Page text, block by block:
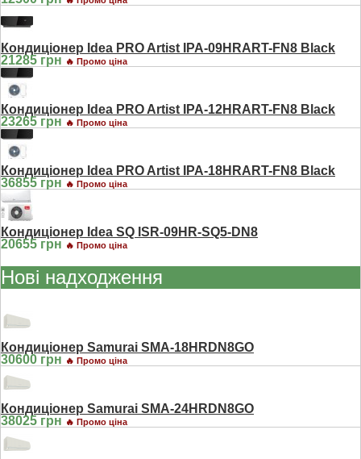
Кондиціонер Idea PRO Artist IPA-09HRART-FN8 Black
21285 грн 🔥 Промо ціна
Кондиціонер Idea PRO Artist IPA-12HRART-FN8 Black
23265 грн 🔥 Промо ціна
Кондиціонер Idea PRO Artist IPA-18HRART-FN8 Black
36855 грн 🔥 Промо ціна
Кондиціонер Idea SQ ISR-09HR-SQ5-DN8
20655 грн 🔥 Промо ціна
Нові надходження
Кондиціонер Samurai SMA-18HRDN8GO
30600 грн 🔥 Промо ціна
Кондиціонер Samurai SMA-24HRDN8GO
38025 грн 🔥 Промо ціна